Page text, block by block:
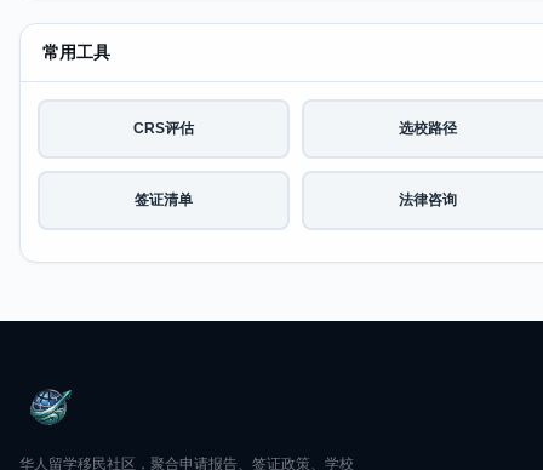
常用工具
CRS评估 选校路径
签证清单 法律咨询
华人留学移民社区，聚合申请报告、签证政策、学校